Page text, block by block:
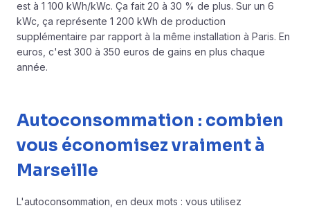
est à 1 100 kWh/kWc. Ça fait 20 à 30 % de plus. Sur un 6
kWc, ça représente 1 200 kWh de production
supplémentaire par rapport à la même installation à Paris. En
euros, c'est 300 à 350 euros de gains en plus chaque
année.
Autoconsommation : combien
vous économisez vraiment à
Marseille
L'autoconsommation, en deux mots : vous utilisez